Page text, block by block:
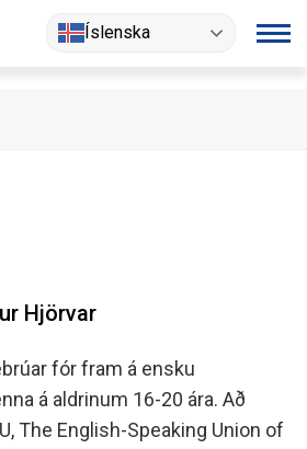
Íslenska
Hjörvar
fór fram á ensku
á aldrinum 16-20 ára. Að
The English-Speaking Union of